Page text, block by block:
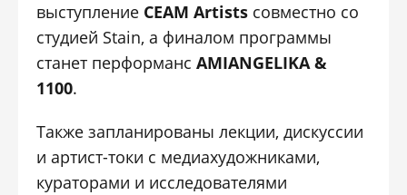
выступление CEAM Artists совместно со
студией Stain, а финалом программы
станет перформансAMIANGELIKA &
1100.
Также запланированы лекции, дискуссии
и артист-токи с медиахудожниками,
кураторами и исследователями